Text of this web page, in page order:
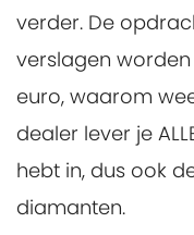
verder. De
verslagen
euro, waarom
dealer lever je
hebt in, dus ook
diamanten.